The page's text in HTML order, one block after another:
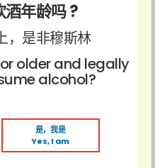
年龄吗 ?
，是非穆斯林
older and legally
alcohol?
是，我是
Yes, I am